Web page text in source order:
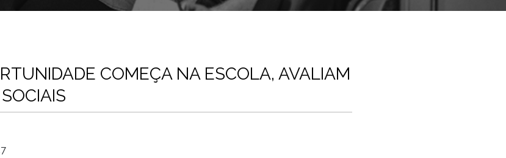
COMEÇA NA ESCOLA, AVALIAM